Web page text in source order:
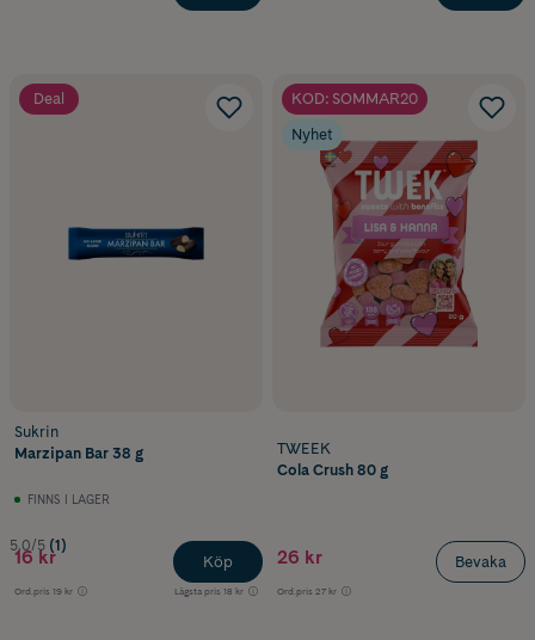
Deal
Sukrin
Marzipan Bar 38 g
FINNS I LAGER
5.0/5 (1)
16 kr
Ord.pris 19 kr Lägsta pris 18 kr
Köp
KOD: SOMMAR20
Nyhet
TWEEK
Cola Crush 80 g
26 kr
Ord.pris 27 kr
Bevaka